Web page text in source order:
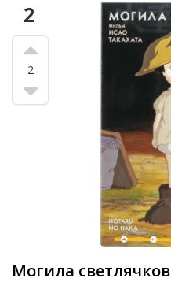
2
2
Могила светлячков